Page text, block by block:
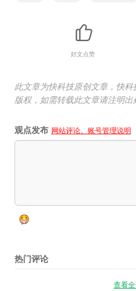
好文点赞
此文章为快科技原创文章，快
版权，如需转载此文章请注明出
观点发布 网站评论、账号管理说明
热门评论
查看